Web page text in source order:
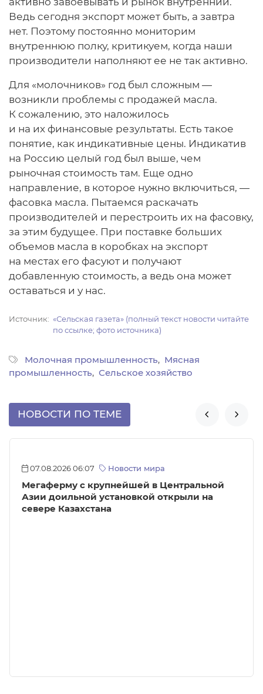
Ведь сегодня экспорт может быть, а завтра
нет. Поэтому постоянно мониторим
внутреннюю полку, критикуем, когда наши
производители наполняют ее не так активно.
Для «молочников» год был сложным —
возникли проблемы с продажей масла.
К сожалению, это наложилось
и на их финансовые результаты. Есть такое
понятие, как индикативные цены. Индикатив
на Россию целый год был выше, чем
рыночная стоимость там. Еще одно
направление, в которое нужно включиться, —
фасовка масла. Пытаемся раскачать
производителей и перестроить их на фасовку,
за этим будущее. При поставке больших
объемов масла в коробках на экспорт
на местах его фасуют и получают
добавленную стоимость, а ведь она может
оставаться и у нас.
Источник
«Сельская газета» (полный текст новости читайте
по ссылке; фото источника)
Молочная промышленность
Мясная
промышленность
Сельское хозяйство
НОВОСТИ ПО ТЕМЕ  
07.08.2026 06:07 Новости мира
Мегаферму с крупнейшей в Центральной
Азии доильной установкой открыли на
севере Казахстана